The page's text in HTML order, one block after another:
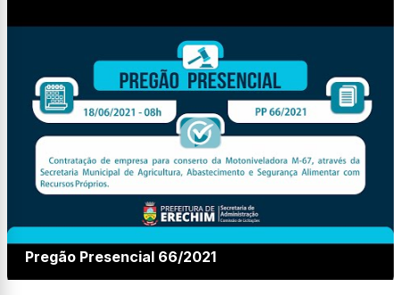
Pregão Presencial 66/2021